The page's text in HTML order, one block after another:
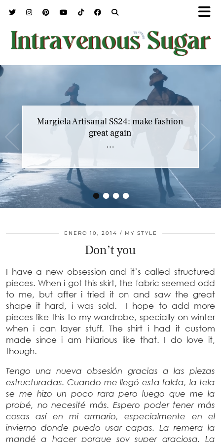
••••
Margiela Artisanal SS24: make fashion
great again
…
Marc Jacobs SS23 y el buscar confort en
nuestros héroes
…
ENERO 10, 2014 MY STYLE
Don’t you
I have a new obsession and it’s called structured
pieces. When i got this skirt, the fabric seemed odd
to me, but after i tried it on and saw the great
shape it hard, i was sold. I hope to add more
pieces like this to my wardrobe, specially on winter
when i can layer stuff. The shirt i had it custom
made since i am hilarious like that. I do love it,
though.
Tengo una nueva obsesión gracias a las piezas
estructuradas. Cuando me llegó esta falda, la tela
se me hizo un poco rara pero luego que me la
probé, no necesité más. Espero poder tener más
cosas así en mi armario, especialmente en el
invierno donde puedo usar capas. La remera la
mandé a hacer porque soy super graciosa. La